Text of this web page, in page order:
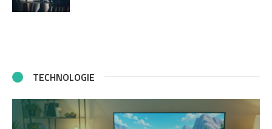
TECHNOLOGIE